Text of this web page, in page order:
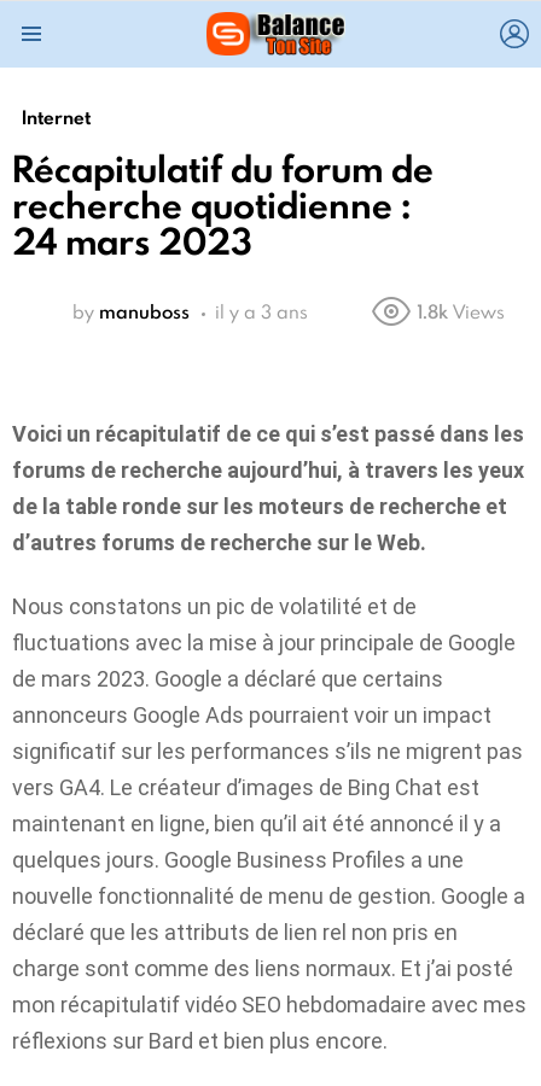
Internet
Récapitulatif du forum de
recherche quotidienne :
24 mars 2023
by manuboss il y a 3 ans 1.8k Views
Voici un récapitulatif de ce qui s’est passé dans les
forums de recherche aujourd’hui, à travers les yeux
de la table ronde sur les moteurs de recherche et
d’autres forums de recherche sur le Web.
Nous constatons un pic de volatilité et de
fluctuations avec la mise à jour principale de Google
de mars 2023. Google a déclaré que certains
annonceurs Google Ads pourraient voir un impact
significatif sur les performances s’ils ne migrent pas
vers GA4. Le créateur d’images de Bing Chat est
maintenant en ligne, bien qu’il ait été annoncé il y a
quelques jours. Google Business Profiles a une
nouvelle fonctionnalité de menu de gestion. Google a
déclaré que les attributs de lien rel non pris en
charge sont comme des liens normaux. Et j’ai posté
mon récapitulatif vidéo SEO hebdomadaire avec mes
réflexions sur Bard et bien plus encore.